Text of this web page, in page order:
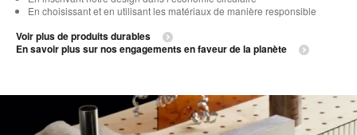
En choisissant et en utilisant les matériaux de manière responsible
Voir plus de produits durables​
En savoir plus sur nos engagements en faveur de la planète